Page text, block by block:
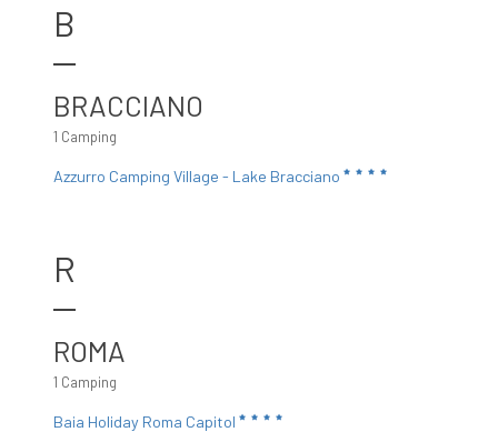
B
BRACCIANO
1 Camping
Azzurro Camping Village - Lake Bracciano
R
ROMA
1 Camping
Baia Holiday Roma Capitol